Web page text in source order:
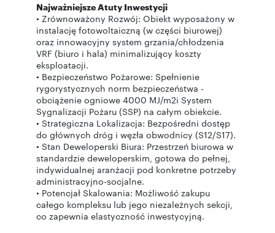
Najważniejsze Atuty Inwestycji
• Zrównoważony Rozwój: Obiekt wyposażony w
instalację fotowoltaiczną (w części biurowej)
oraz innowacyjny system grzania/chłodzenia
VRF (biuro i hala) minimalizujący koszty
eksploatacji.
• Bezpieczeństwo Pożarowe: Spełnienie
rygorystycznych norm bezpieczeństwa -
obciążenie ogniowe 4000 MJ/m2i System
Sygnalizacji Pożaru (SSP) na całym obiekcie.
• Strategiczna Lokalizacja: Bezpośredni dostęp
do głównych dróg i węzła obwodnicy (S12/S17).
• Stan Deweloperski Biura: Przestrzeń biurowa w
standardzie deweloperskim, gotowa do pełnej,
indywidualnej aranżacji pod konkretne potrzeby
administracyjno-socjalne.
• Potencjał Skalowania: Możliwość zakupu
całego kompleksu lub jego niezależnych sekcji,
co zapewnia elastyczność inwestycyjną.